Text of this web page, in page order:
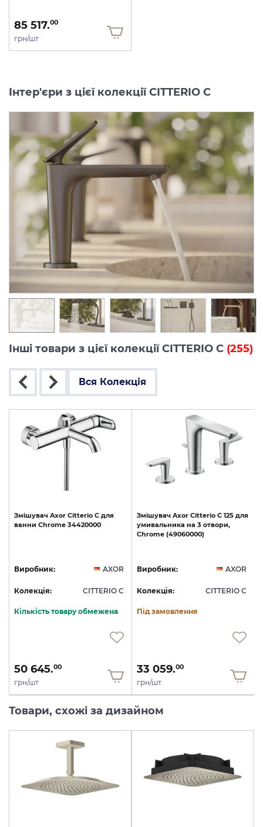
85 517.00
грн/шт
Інтер'єри з цієї колекції CITTERIO C
Інші товари з цієї колекції CITTERIO C (255)
Вся Колекція
Змішувач Axor Citterio C для
ванни Chrome 34420000
Виробник: AXOR
Колекція: CITTERIO C
Кількість товару обмежена
50 645.00
грн/шт
Змішувач Axor Citterio C 125 для
умивальника на 3 отвори,
Chrome (49060000)
Виробник: AXOR
Колекція: CITTERIO C
Під замовлення
33 059.00
грн/шт
Товари, схожі за дизайном